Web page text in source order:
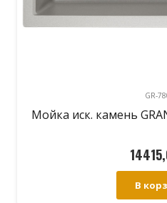
GR-
Мойка иск. камень
В